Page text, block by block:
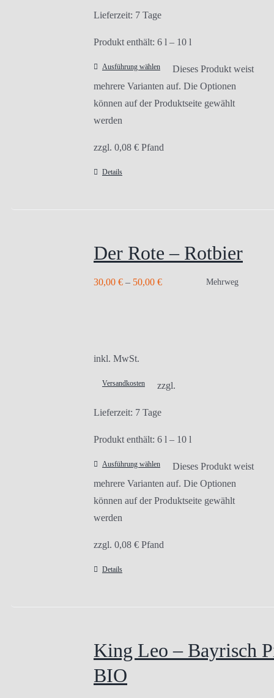
Lieferzeit: 7 Tage
Produkt enthält: 6 l – 10 l
Ausführung wählen
Dieses Produkt weist
mehrere Varianten auf. Die Optionen
können auf der Produktseite gewählt
werden
zzgl. 0,08 € Pfand
Details
Der Rote – Rotbier
30,00 € – 50,00 € Mehrweg
inkl. MwSt.
zzgl.
Versandkosten
Lieferzeit: 7 Tage
Produkt enthält: 6 l – 10 l
Ausführung wählen
Dieses Produkt weist
mehrere Varianten auf. Die Optionen
können auf der Produktseite gewählt
werden
zzgl. 0,08 € Pfand
Details
King Leo – Bayrisch
BIO